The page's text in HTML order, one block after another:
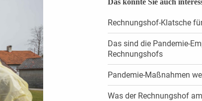
Das könnte Sie auch
Rechnungshof-Klatsche
Das sind die Pandemie-
Rechnungshofs
Pandemie-Maßnahmen
Was der Rechnungshof